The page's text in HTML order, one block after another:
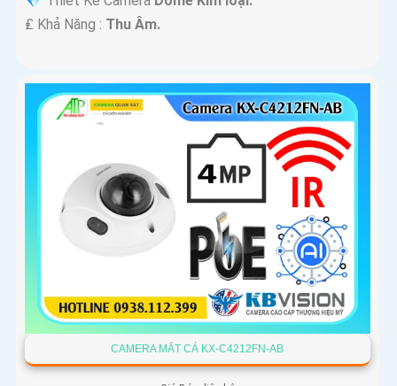
️₤ Khả Năng : Thu Âm.
CAMERA MẮT CÁ KX-C4212FN-AB